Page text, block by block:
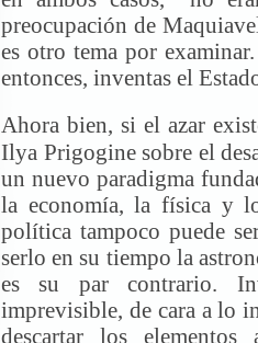
preocupación de
es otro tema por
entonces, inventas el
Ahora bien, si el azar
Ilya Prigogine sobre el
un nuevo paradigma
la economía, la física y
política tampoco puede
serlo en su tiempo la
es su par contrario.
imprevisible, de cara a lo
descartar los elementos